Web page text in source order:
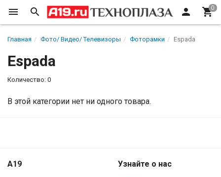
Главная Фото/ Видео/ Телевизоры Фоторамки Espada
Espada
Количество: 0
В этой категории нет ни одного товара.
A19 Узнайте о нас